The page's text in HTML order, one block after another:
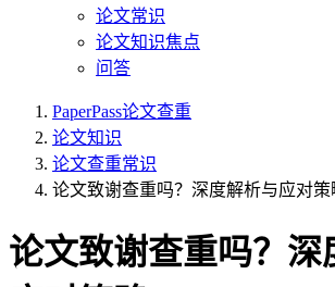
论文常识
论文知识焦点
问答
PaperPass论文查重
论文知识
论文查重常识
论文致谢查重吗？深度解析与应对策
论文致谢查重吗？深